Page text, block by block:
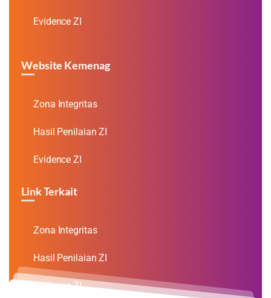
Evidence ZI
Website Kemenag
Zona Integritas
Hasil Penilaian ZI
Evidence ZI
Link Terkait
Zona Integritas
Hasil Penilaian ZI
Evidence ZI